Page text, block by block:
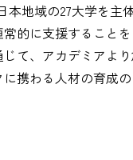
本地域の27大学を
的に支援することを
て、アカデミアよ
携わる人材の育成